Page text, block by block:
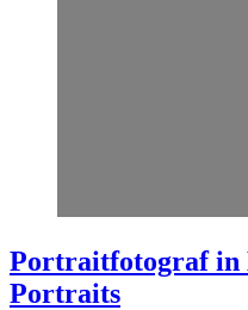
Portraitfotograf in
Portraits